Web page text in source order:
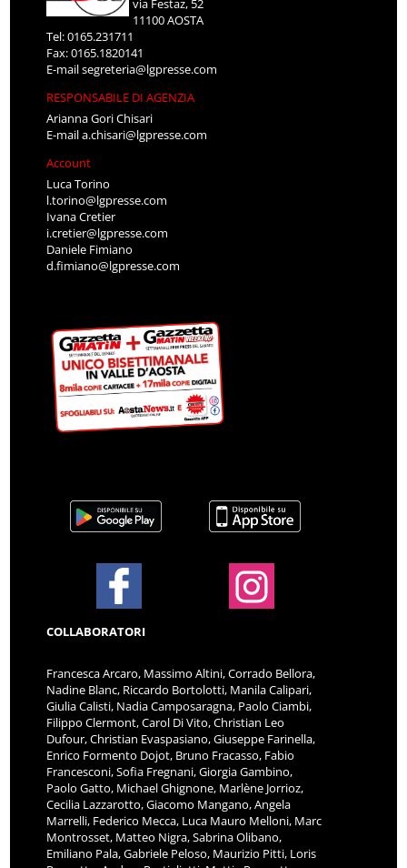
via Festaz, 52
11100 AOSTA
Tel: 0165.231711
Fax: 0165.1820141
E-mailsegreteria@lgpresse.com
RESPONSABILE DI AGENZIA
Arianna Gori Chisari
E-maila.chisari@lgpresse.com
Account
Luca Torino
l.torino@lgpresse.com
Ivana Cretier
i.cretier@lgpresse.com
Daniele Fimiano
d.fimiano@lgpresse.com
COLLABORATORI
Francesca Arcaro, Massimo Altini, Corrado Bellora,
Nadine Blanc, Riccardo Bortolotti, Manila Calipari,
Giulia Calisti, Nadia Camposaragna, Paolo Ciambi,
Filippo Clermont, Carol Di Vito, Christian Leo
Dufour, Christian Evaspasiano, Giuseppe Farinella,
Enrico Formento Dojot, Bruno Fracasso, Fabio
Francesconi, Sofia Fregnani, Giorgia Gambino,
Paolo Gatto, Michael Ghignone, Marlène Jorrioz,
Cecilia Lazzarotto, Giacomo Mangano, Angela
Marrelli, Federico Mecca, Luca Mauro Melloni, Marc
Montrosset, Matteo Nigra, Sabrina Olibano,
Emiliano Pala, Gabriele Peloso, Maurizio Pitti, Loris